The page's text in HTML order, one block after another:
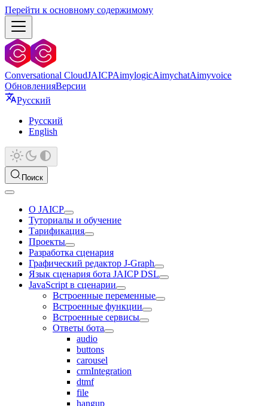
Перейти к основному содержимому
Conversational CloudJAICPAimylogicAimychatAimyvoice
ОбновленияВерсии
Русский
Русский
English
Поиск
О JAICP
Туториалы и обучение
Тарификация
Проекты
Разработка сценария
Графический редактор J‑Graph
Язык сценария бота JAICP DSL
JavaScript в сценарии
Встроенные переменные
Встроенные функции
Встроенные сервисы
Ответы бота
audio
buttons
carousel
crmIntegration
dtmf
file
hangup